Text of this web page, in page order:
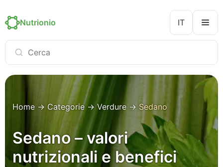
Nutrionio IT
Home → Categorie→ Verdure → Sedano
Sedano – valori
nutrizionali e benefici